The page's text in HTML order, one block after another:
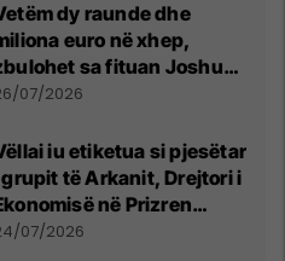
dy raunde dhe
euro në xhep,
sa fituan Joshua
Prenga
07/2026
iu etiketua si pjesëtar
të Arkanit, Drejtori i
në Prizren
pretendimet
07/2026